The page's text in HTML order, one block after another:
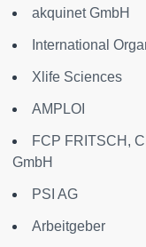
akquinet GmbH
International
Xlife Sciences
AMPLOI
FCP FRITSCH,
GmbH
PSI AG
Arbeitgeber